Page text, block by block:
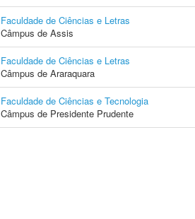
Faculdade de Ciências e Letras
Câmpus de Assis
Faculdade de Ciências e Letras
Câmpus de Araraquara
Faculdade de Ciências e Tecnologia
Câmpus de Presidente Prudente